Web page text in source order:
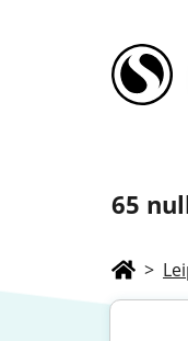
65
>